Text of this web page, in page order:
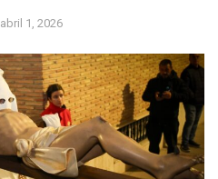
abril 1, 2026